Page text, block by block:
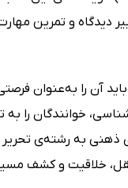
دیدگاه و تمرین
آن را به‌عنوان
خوانندگان را به
ذهنی به رشته‌ی
خلاقیت و کشف